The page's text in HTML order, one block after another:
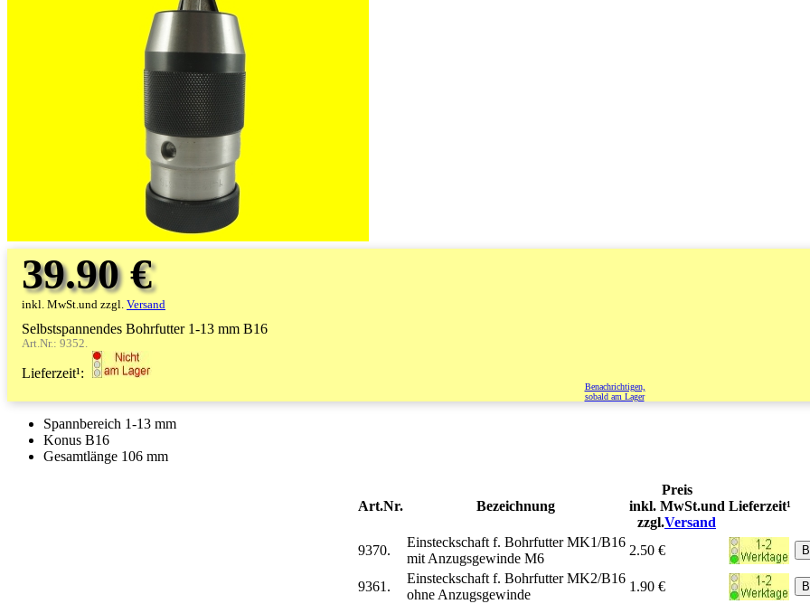
39.90 €
inkl. MwSt.und zzgl. Versand
Selbstspannendes Bohrfutter 1-13 mm B16
Art.Nr.: 9352.
Lieferzeit¹:
Benachrichtigen,
sobald am Lager
Spannbereich 1-13 mm
Konus B16
Gesamtlänge 106 mm
Art.Nr. Bezeichnung
Preis
inkl. MwSt.und
zzgl.Versand
Lieferzeit¹
9370.
Einsteckschaft f. Bohrfutter MK1/B16
mit Anzugsgewinde M6
2.50 €
9361.
Einsteckschaft f. Bohrfutter MK2/B16
ohne Anzugsgewinde
1.90 €